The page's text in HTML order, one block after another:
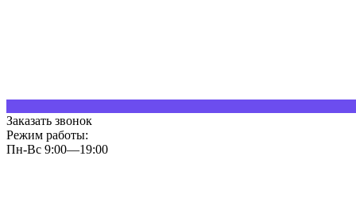
Заказать звонок
Режим работы:
Пн-Вс 9:00—19:00